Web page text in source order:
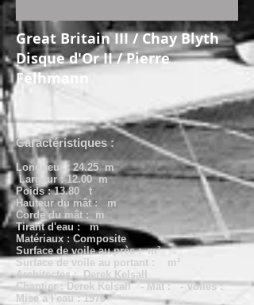
Great Britain III / Chay Blyth
Disque d'Or II / Pierre
Felhmann
Caractéristiques :
Longueur : 24.25 m
Largeur : 12.00 m
Poids : 13.80 t
Hauteur du mât : m
Corde du mât : m
Tirant d'eau : m
Matériaux : Composite
Surface de voile au près : m²
Surface de voile au portant : m²
Architectes : Derek Kelsall
Chantier : Derek Kelsall - Mât : - Voiles :
Mise à l'eau : 1976